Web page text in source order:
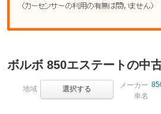
ボルボ 850エステートの中
地域 選択する
メーカー
車名